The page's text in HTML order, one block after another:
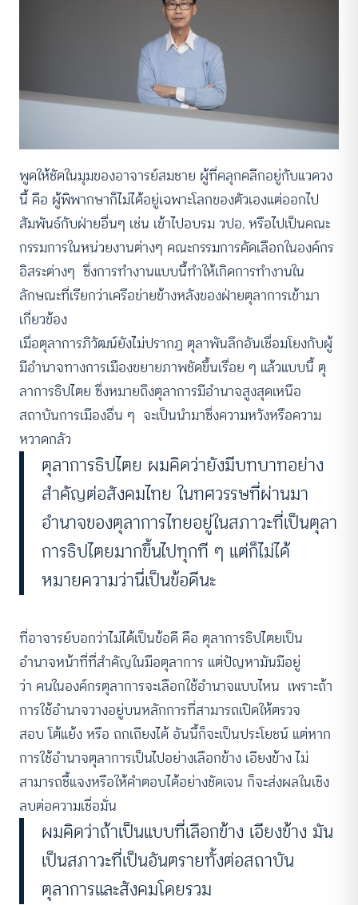
พูดให้ชัดในมุมของอาจารย์สมชาย ผู้ที่คลุกคลีกอยู่กับแวดวง
นี้ คือ ผู้พิพากษาก็ไม่ได้อยู่เฉพาะโลกของตัวเองแต่ออกไป
สัมพันธ์กับฝ่ายอื่นๆ เช่น เข้าไปอบรม วปอ. หรือไปเป็นคณะ
กรรมการในหน่วยงานต่างๆ คณะกรรมการคัดเลือกในองค์กร
อิสระต่างๆ ซึ่งการทำงานแบบนี้ทำให้เกิดการทำงานใน
ลักษณะที่เรียกว่าเครือข่ายข้างหลังของฝ่ายตุลาการเข้ามา
เกี่ยวข้อง
เมื่อตุลาการภิวัฒน์ยังไม่ปรากฏ ตุลาพันลึกอันเชื่อมโยงกับผู้
มีอำนาจทางการเมืองขยายภาพชัดขึ้นเรื่อย ๆ แล้วแบบนี้ ตุ
ลาการธิปไตย ซึ่งหมายถึงตุลาการมีอำนาจสูงสุดเหนือ
สถาบันการเมืองอื่น ๆ จะเป็นนำมาซึ่งความหวังหรือความ
หวาดกลัว
ตุลาการธิปไตย ผมคิดว่ายังมีบทบาทอย่าง
สำคัญต่อสังคมไทย ในทศวรรษที่ผ่านมา
อำนาจของตุลาการไทยอยู่ในสภาวะที่เป็นตุลา
การธิปไตยมากขึ้นไปทุกที ๆ แต่ก็ไม่ได้
หมายความว่านี่เป็นข้อดีนะ
ที่อาจารย์บอกว่าไม่ได้เป็นข้อดี คือ ตุลาการธิปไตยเป็น
อำนาจหน้าที่ที่สำคัญในมือตุลาการ แต่ปัญหามันมีอยู่
ว่า คนในองค์กรตุลาการจะเลือกใช้อำนาจแบบไหน เพราะถ้า
การใช้อำนาจวางอยู่บนหลักการที่สามารถเปิดให้ตรวจ
สอบ โต้แย้ง หรือ ถกเถียงได้ อันนี้ก็จะเป็นประโยชน์ แต่หาก
การใช้อำนาจตุลาการเป็นไปอย่างเลือกข้าง เอียงข้าง ไม่
สามารถชี้แจงหรือให้คำตอบได้อย่างชัดเจน ก็จะส่งผลในเชิง
ลบต่อความเชื่อมั่น
ผมคิดว่าถ้าเป็นแบบที่เลือกข้าง เอียงข้าง มัน
เป็นสภาวะที่เป็นอันตรายทั้งต่อสถาบัน
ตุลาการและสังคมโดยรวม